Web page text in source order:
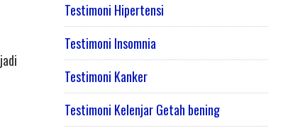
Testimoni Hipertensi
Testimoni Insomnia
Testimoni Kanker
Testimoni Kelenjar Getah bening